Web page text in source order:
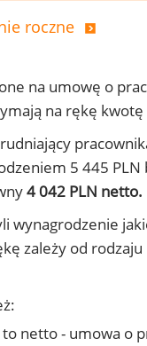
roczne
na umowę o
na rękę kwotę
5 445
4 042 PLN netto.
wynagrodzenie
zależy od
netto - umowa o